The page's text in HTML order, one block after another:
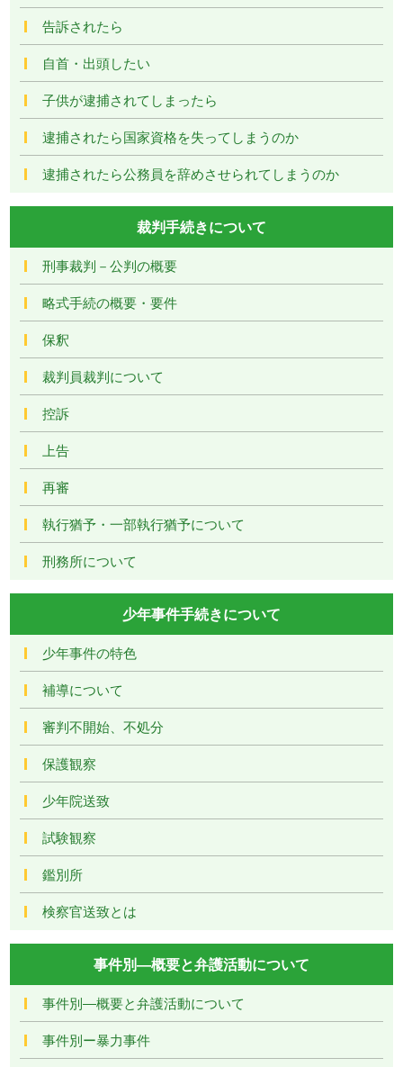
告訴されたら
自首・出頭したい
子供が逮捕されてしまったら
逮捕されたら国家資格を失ってしまうのか
逮捕されたら公務員を辞めさせられてしまうのか
裁判手続きについて
刑事裁判－公判の概要
略式手続の概要・要件
保釈
裁判員裁判について
控訴
上告
再審
執行猶予・一部執行猶予について
刑務所について
少年事件手続きについて
少年事件の特色
補導について
審判不開始、不処分
保護観察
少年院送致
試験観察
鑑別所
検察官送致とは
事件別―概要と弁護活動について
事件別―概要と弁護活動について
事件別ー暴力事件